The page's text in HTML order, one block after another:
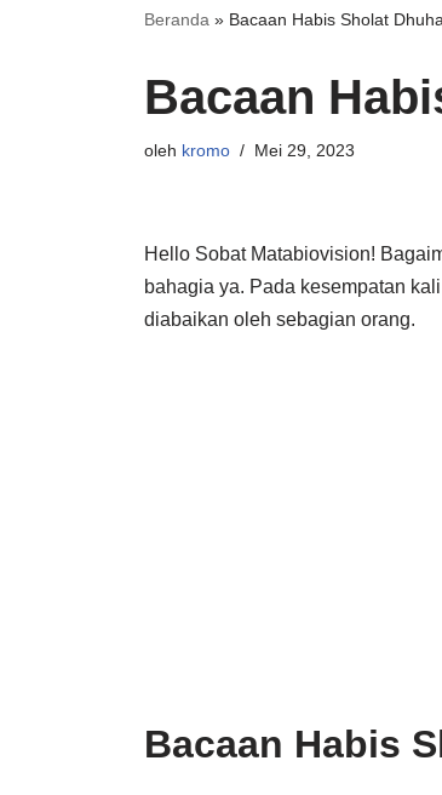
Beranda » Bacaan Habis Sholat Dhuha
Bacaan
oleh kromo Mei 29, 2023
Hello Sobat Matabiovision!
bahagia ya. Pada kesempatan
diabaikan oleh sebagian orang.
Bacaan Habis